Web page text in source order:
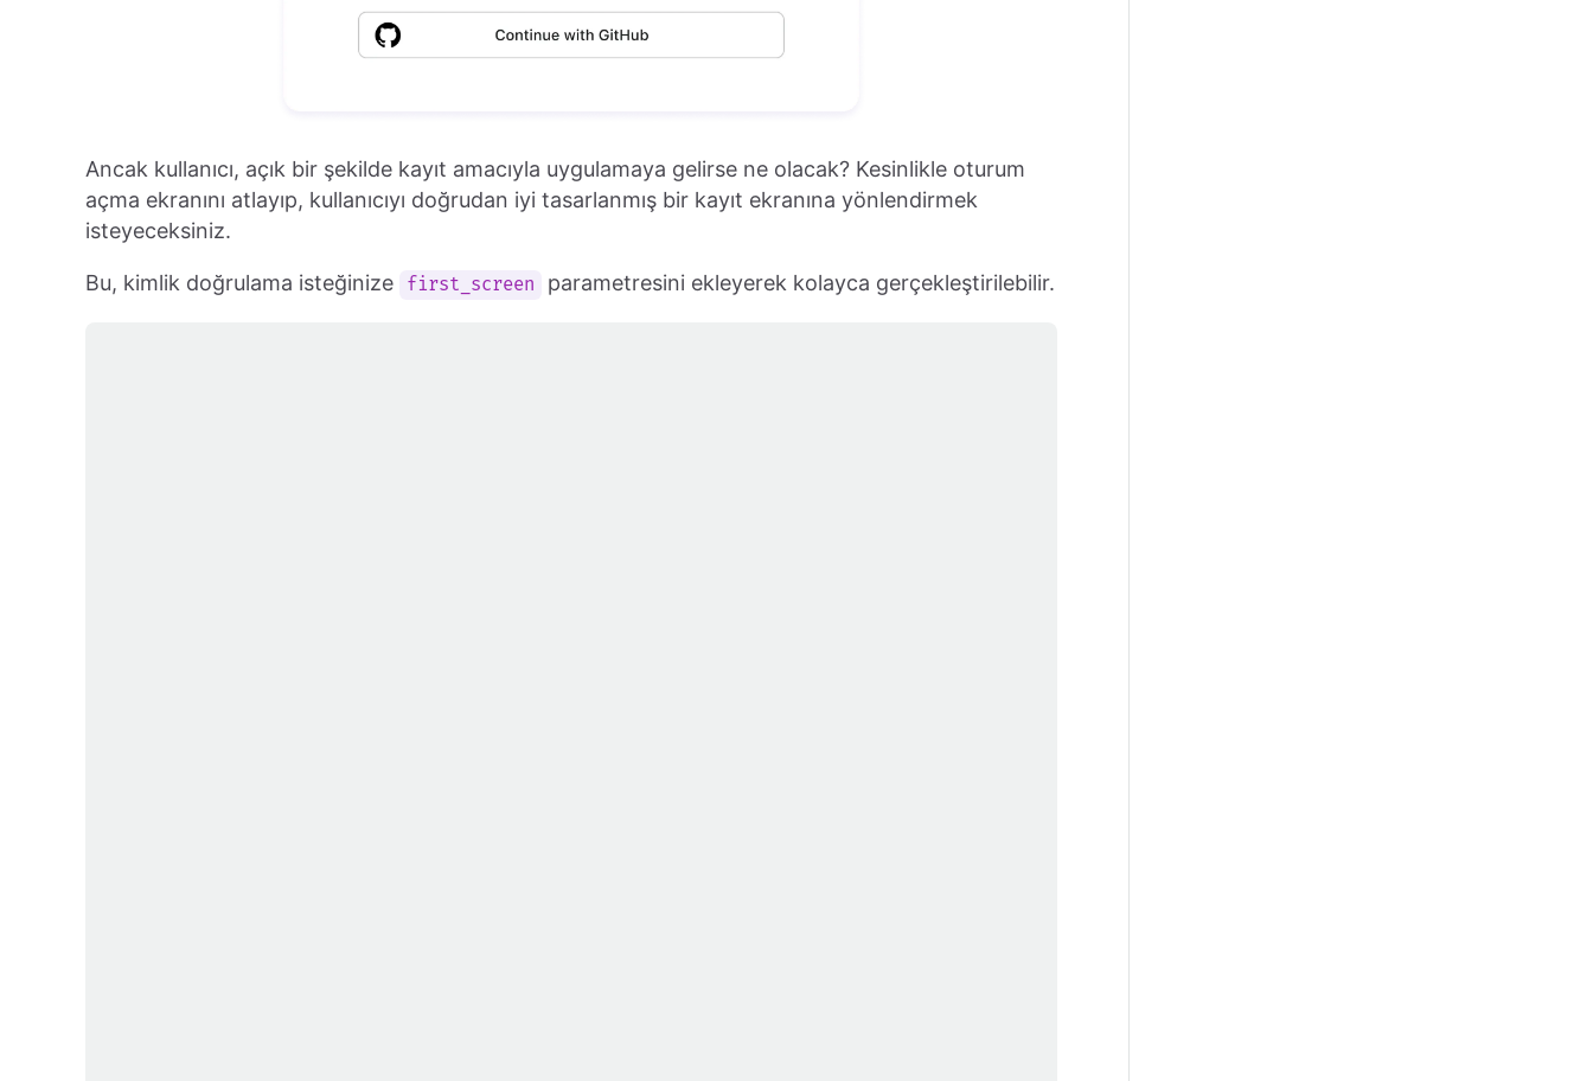
Ancak kullanıcı, açık bir şekilde kayıt amacıyla uygulamaya gelirse ne olacak? Kesinlikle oturum
açma ekranını atlayıp, kullanıcıyı doğrudan iyi tasarlanmış bir kayıt ekranına yönlendirmek
isteyeceksiniz.
Bu, kimlik doğrulama isteğinize first_screen parametresini ekleyerek kolayca gerçekleştirilebilir.